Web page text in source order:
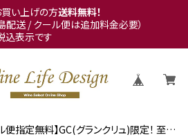
い上げの方送料無料！
配送 / クール便は追加料金必要）
込表示です
【送料無料】【クール便指定無料】GC(グランクリュ)限定！ 至極のブラン・ド・ブラン飲み比べ3本セット